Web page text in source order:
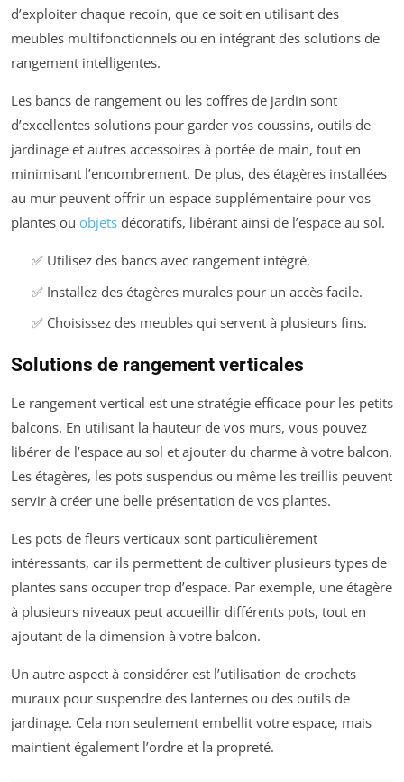
d’exploiter chaque recoin, que ce soit en utilisant des
meubles multifonctionnels ou en intégrant des solutions de
rangement intelligentes.
Les bancs de rangement ou les coffres de jardin sont
d’excellentes solutions pour garder vos coussins, outils de
jardinage et autres accessoires à portée de main, tout en
minimisant l’encombrement. De plus, des étagères installées
au mur peuvent offrir un espace supplémentaire pour vos
plantes ou objets décoratifs, libérant ainsi de l’espace au sol.
✅ Utilisez des bancs avec rangement intégré.
✅ Installez des étagères murales pour un accès facile.
✅ Choisissez des meubles qui servent à plusieurs fins.
Solutions de rangement verticales
Le rangement vertical est une stratégie efficace pour les petits
balcons. En utilisant la hauteur de vos murs, vous pouvez
libérer de l’espace au sol et ajouter du charme à votre balcon.
Les étagères, les pots suspendus ou même les treillis peuvent
servir à créer une belle présentation de vos plantes.
Les pots de fleurs verticaux sont particulièrement
intéressants, car ils permettent de cultiver plusieurs types de
plantes sans occuper trop d’espace. Par exemple, une étagère
à plusieurs niveaux peut accueillir différents pots, tout en
ajoutant de la dimension à votre balcon.
Un autre aspect à considérer est l’utilisation de crochets
muraux pour suspendre des lanternes ou des outils de
jardinage. Cela non seulement embellit votre espace, mais
maintient également l’ordre et la propreté.